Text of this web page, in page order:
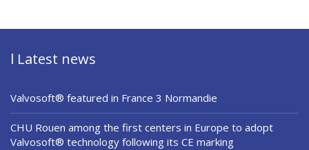
l Latest news
Valvosoft® featured in France 3 Normandie
CHU Rouen among the first centers in Europe to adopt
Valvosoft® technology following its CE marking